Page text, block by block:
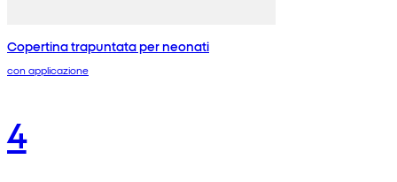
Copertina trapuntata per neonati
con applicazione
4